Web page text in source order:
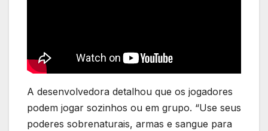
A desenvolvedora detalhou que os jogadores
podem jogar sozinhos ou em grupo. “Use seus
poderes sobrenaturais, armas e sangue para